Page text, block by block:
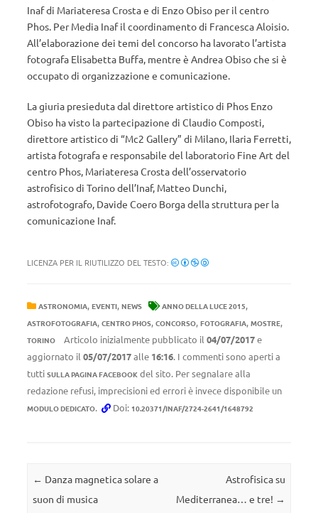
Inaf di Mariateresa Crosta e di Enzo Obiso per il centro
Phos. Per Media Inaf il coordinamento di Francesca Aloisio.
All’elaborazione dei temi del concorso ha lavorato l’artista
fotografa Elisabetta Buffa, mentre è Andrea Obiso che si è
occupato di organizzazione e comunicazione.
La giuria presieduta dal direttore artistico di Phos Enzo
Obiso ha visto la partecipazione di Claudio Composti,
direttore artistico di “Mc2 Gallery” di Milano, Ilaria Ferretti,
artista fotografa e responsabile del laboratorio Fine Art del
centro Phos, Mariateresa Crosta dell’osservatorio
astrofisico di Torino dell’Inaf, Matteo Dunchi,
astrofotografo, Davide Coero Borga della struttura per la
comunicazione Inaf.
LICENZA PER IL RIUTILIZZO DEL TESTO:
ASTRONOMIA, EVENTI, NEWS ANNO DELLA LUCE 2015,
ASTROFOTOGRAFIA, CENTRO PHOS, CONCORSO, FOTOGRAFIA, MOSTRE,
TORINO Articolo inizialmente pubblicato il 04/07/2017e
aggiornato il 05/07/2017alle 16:16. I commenti sono aperti a
tutti SULLA PAGINA FACEBOOK del sito. Per segnalare alla
redazione refusi, imprecisioni ed errori è invece disponibile un
MODULO DEDICATO. Doi: 10.20371/INAF/2724-2641/1648792
Navigazione articolo
← Danza magnetica solare a
suon di musica
Astrofisica su
Mediterranea… e tre! →